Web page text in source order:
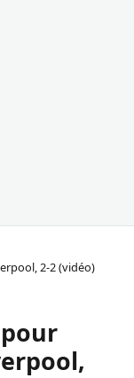
2-2 (vidéo)